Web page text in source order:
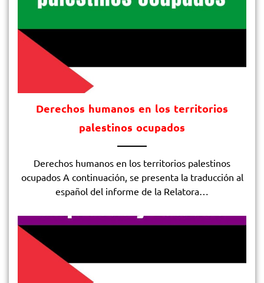
Derechos humanos en los territorios
palestinos ocupados
Derechos humanos en los territorios palestinos
ocupados​ A continuación, se presenta la traducción al
español del informe de la Relatora…